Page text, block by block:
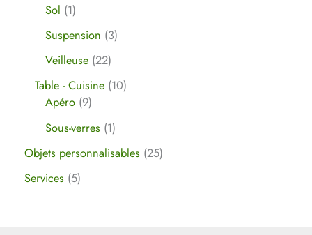
Sol 1
Suspension 3
Veilleuse 22
Table - Cuisine 10
Apéro 9
Sous-verres 1
Objets personnalisables 25
Services 5